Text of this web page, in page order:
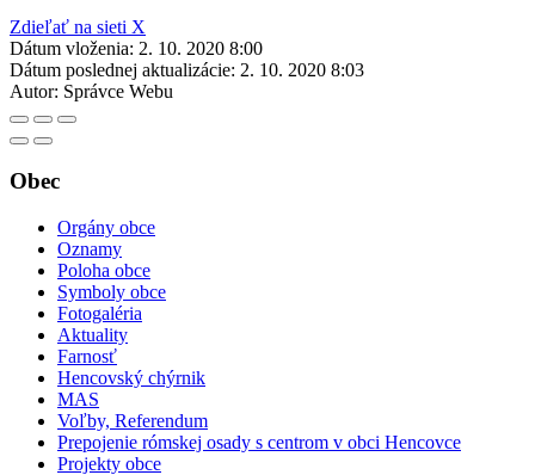
Zdieľať na sieti X
Dátum vloženia: 2. 10. 2020 8:00
Dátum poslednej aktualizácie: 2. 10. 2020 8:03
Autor: Správce Webu
Obec
Orgány obce
Oznamy
Poloha obce
Symboly obce
Fotogaléria
Aktuality
Farnosť
Hencovský chýrnik
MAS
Voľby, Referendum
Prepojenie rómskej osady s centrom v obci Hencovce
Projekty obce